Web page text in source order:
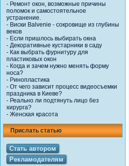
- Ремонт окон, возможные причины
поломок и самостоятельное
устранение.
- Виски Balvenie - сокровище из глубины
веков
- Если пришлось выбирать окна
- Декоративные кустарники в саду
- Как выбрать фурнитуру для
пластиковых окон
- Когда и зачем нужно менять форму
носа?
- Ринопластика
- От чего зависит процесс видеосъемки
праздника в Киеве?
- Реально ли подтянуть лицо без
хирурга?
- Женская красота
Прислать статью
Стать автором
Рекламодателям